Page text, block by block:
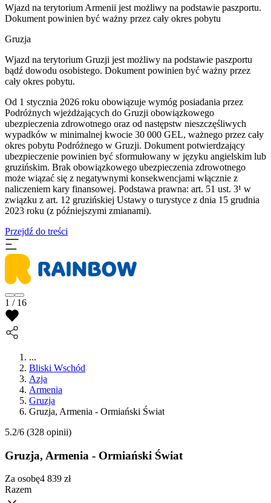
Wjazd na terytorium Armenii jest możliwy na podstawie paszportu.
Dokument powinien być ważny przez cały okres pobytu
Gruzja
Wjazd na terytorium Gruzji jest możliwy na podstawie paszportu
bądź dowodu osobistego. Dokument powinien być ważny przez
cały okres pobytu.
Od 1 stycznia 2026 roku obowiązuje wymóg posiadania przez
Podróżnych wjeżdżających do Gruzji obowiązkowego
ubezpieczenia zdrowotnego oraz od następstw nieszczęśliwych
wypadków w minimalnej kwocie 30 000 GEL, ważnego przez cały
okres pobytu Podróżnego w Gruzji. Dokument potwierdzający
ubezpieczenie powinien być sformułowany w języku angielskim lub
gruzińskim. Brak obowiązkowego ubezpieczenia zdrowotnego
może wiązać się z negatywnymi konsekwencjami włącznie z
naliczeniem kary finansowej. Podstawa prawna: art. 51 ust. 3¹ w
związku z art. 12 gruzińskiej Ustawy o turystyce z dnia 15 grudnia
2023 roku (z późniejszymi zmianami).
Przejdź do treści
1 / 16
...
Bliski Wschód
Azja
Armenia
Gruzja
Gruzja, Armenia - Ormiański Świat
5.2/6 (328 opinii)
Gruzja, Armenia - Ormiański Świat
Za osobę4 839 zł
Razem